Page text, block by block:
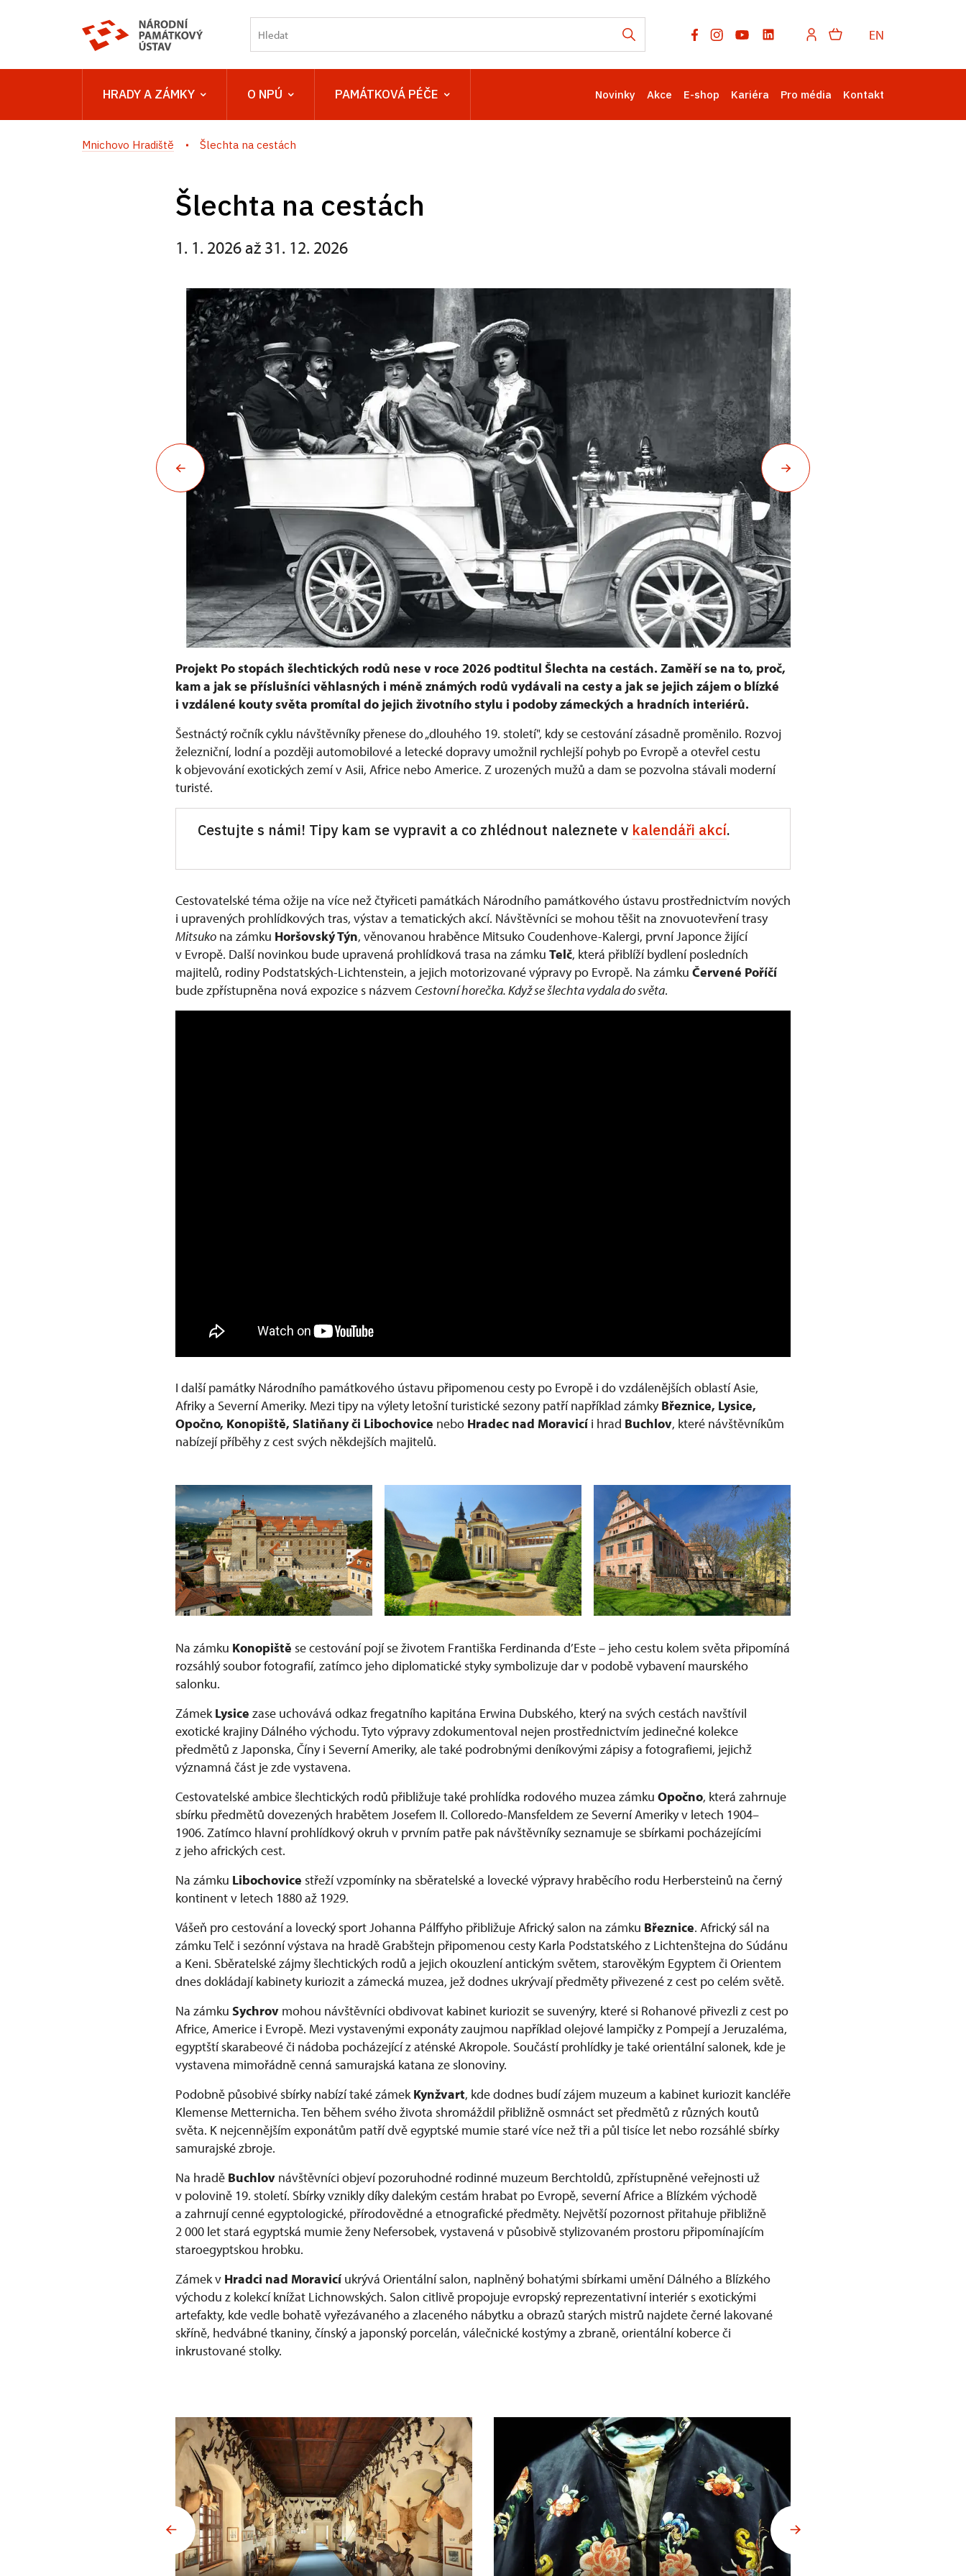
EN
HRADY A ZÁMKY O NPÚ PAMÁTKOVÁ PÉČE Novinky Akce E-shop Kariéra Pro média Kontakt
Mnichovo Hradiště Šlechta na cestách
Šlechta na cestách
1. 1. 2026 až 31. 12. 2026
Projekt Po stopách šlechtických rodů nese v roce 2026 podtitul Šlechta na cestách. Zaměří se na to, proč,
kam a jak se příslušníci věhlasných i méně známých rodů vydávali na cesty a jak se jejich zájem o blízké
i vzdálené kouty světa promítal do jejich životního stylu i podoby zámeckých a hradních interiérů.
Šestnáctý ročník cyklu návštěvníky přenese do „dlouhého 19. století", kdy se cestování zásadně proměnilo. Rozvoj
železniční, lodní a později automobilové a letecké dopravy umožnil rychlejší pohyb po Evropě a otevřel cestu
k objevování exotických zemí v Asii, Africe nebo Americe. Z urozených mužů a dam se pozvolna stávali moderní
turisté.
Cestujte s námi! Tipy kam se vypravit a co zhlédnout naleznete v kalendáři akcí.
Cestovatelské téma ožije na více než čtyřiceti památkách Národního památkového ústavu prostřednictvím nových
i upravených prohlídkových tras, výstav a tematických akcí. Návštěvníci se mohou těšit na znovuotevření trasy
Mitsuko na zámku Horšovský Týn, věnovanou hraběnce Mitsuko Coudenhove-Kalergi, první Japonce žijící
v Evropě. Další novinkou bude upravená prohlídková trasa na zámku Telč, která přiblíží bydlení posledních
majitelů, rodiny Podstatských-Lichtenstein, a jejich motorizované výpravy po Evropě. Na zámku Červené Poříčí
bude zpřístupněna nová expozice s názvem Cestovní horečka. Když se šlechta vydala do světa.
I další památky Národního památkového ústavu připomenou cesty po Evropě i do vzdálenějších oblastí Asie,
Afriky a Severní Ameriky. Mezi tipy na výlety letošní turistické sezony patří například zámkyBřeznice, Lysice,
Opočno, Konopiště, Slatiňany či Libochovice nebo Hradec nad Moravicíi hrad Buchlov, které návštěvníkům
nabízejí příběhy z cest svých někdejších majitelů.
Na zámku Konopiště se cestování pojí se životem Františka Ferdinanda d’Este – jeho cestu kolem světa připomíná
rozsáhlý soubor fotografií, zatímco jeho diplomatické styky symbolizuje dar v podobě vybavení maurského
salonku.
ZámekLysice zase uchovává odkaz fregatního kapitána Erwina Dubského, který na svých cestách navštívil
exotické krajiny Dálného východu. Tyto výpravy zdokumentoval nejen prostřednictvím jedinečné kolekce
předmětů z Japonska, Číny i Severní Ameriky, ale také podrobnými deníkovými zápisy a fotografiemi, jejichž
významná část je zde vystavena.
Cestovatelské ambice šlechtických rodů přibližuje také prohlídka rodového muzea zámku Opočno, která zahrnuje
sbírku předmětů dovezených hrabětem Josefem II. Colloredo-Mansfeldem ze Severní Ameriky v letech 1904–
1906. Zatímco hlavní prohlídkový okruh v prvním patře pak návštěvníky seznamuje se sbírkami pocházejícími
z jeho afrických cest.
Na zámku Libochovice střeží vzpomínky na sběratelské a lovecké výpravy hraběcího rodu Herbersteinů na černý
kontinent v letech 1880 až 1929.
Vášeň pro cestování a lovecký sport Johanna Pálffyho přibližuje Africký salon na zámku Březnice. Africký sál na
zámku Telč i sezónní výstava na hradě Grabštejn připomenou cesty Karla Podstatského z Lichtenštejna do Súdánu
a Keni. Sběratelské zájmy šlechtických rodů a jejich okouzlení antickým světem, starověkým Egyptem či Orientem
dnes dokládají kabinety kuriozit a zámecká muzea, jež dodnes ukrývají předměty přivezené z cest po celém světě.
Na zámku Sychrov mohou návštěvníci obdivovat kabinet kuriozit se suvenýry, které si Rohanové přivezli z cest po
Africe, Americe i Evropě. Mezi vystavenými exponáty zaujmou například olejové lampičky z Pompejí a Jeruzaléma,
egyptští skarabeové či nádoba pocházející z aténské Akropole. Součástí prohlídky je také orientální salonek, kde je
vystavena mimořádně cenná samurajská katana ze slonoviny.
Podobně působivé sbírky nabízí také zámekKynžvart, kde dodnes budí zájem muzeum a kabinet kuriozit kancléře
Klemense Metternicha. Ten během svého života shromáždil přibližně osmnáct set předmětů z různých koutů
světa. K nejcennějším exponátům patří dvě egyptské mumie staré více než tři a půl tisíce let nebo rozsáhlé sbírky
samurajské zbroje.
Na hradě Buchlov návštěvníci objeví pozoruhodné rodinné muzeum Berchtoldů, zpřístupněné veřejnosti už
v polovině 19. století. Sbírky vznikly díky dalekým cestám hrabat po Evropě, severní Africe a Blízkém východě
a zahrnují cenné egyptologické, přírodovědné a etnografické předměty. Největší pozornost přitahuje přibližně
2 000 let stará egyptská mumie ženy Nefersobek, vystavená v působivě stylizovaném prostoru připomínajícím
staroegyptskou hrobku.
Zámek v Hradci nad Moravicíukrývá Orientální salon, naplněný bohatými sbírkami umění Dálného a Blízkého
východu z kolekcí knížat Lichnowských. Salon citlivě propojuje evropský reprezentativní interiér s exotickými
artefakty, kde vedle bohatě vyřezávaného a zlaceného nábytku a obrazů starých mistrů najdete černé lakované
skříně, hedvábné tkaniny, čínský a japonský porcelán, válečnické kostýmy a zbraně, orientální koberce či
inkrustované stolky.